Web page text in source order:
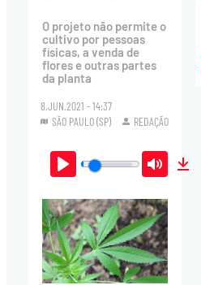
O projeto não permite o
cultivo por pessoas
físicas, a venda de
flores e outras partes
da planta
8.JUN.2021 - 14:37
SÃO PAULO (SP)
REDAÇÃO
Play Mute